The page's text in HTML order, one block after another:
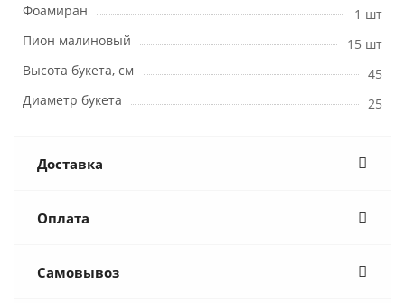
Фоамиран
1 шт
Пион малиновый
15 шт
Высота букета, см
45
Диаметр букета
25
Доставка
Оплата
Самовывоз